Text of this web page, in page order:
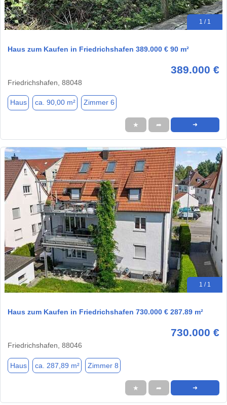
1 / 1
Haus zum Kaufen in Friedrichshafen 389.000 € 90 m²
389.000 €
Friedrichshafen, 88048
Haus ca. 90,00 m² Zimmer 6
★ ➦ ➜
1 / 1
Haus zum Kaufen in Friedrichshafen 730.000 € 287.89 m²
730.000 €
Friedrichshafen, 88046
Haus ca. 287,89 m² Zimmer 8
★ ➦ ➜